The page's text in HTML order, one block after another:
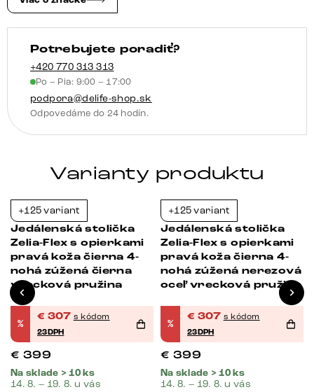
stolička
plochá
nerezová
oceľ
vrecková
pružina
Potrebujete poradiť?
+420 770 313 313
Po – Pia: 9:00 – 17:00
podpora@delife-shop.sk
Odpovedáme do 24 hodín.
Varianty produktu
+125 variant
Jedálenská stolička
Zelia-Flex s opierkami
pravá koža čierna 4-
nohá zúžená čierna
vrecková pružina
%
€ 307 s kódom
23DPH
€ 399
Na sklade > 10 ks
14. 8. – 19. 8. u vás
+125 variant
Jedálenská stolička
Zelia-Flex s opierkami
pravá koža čierna 4-
nohá zúžená nerezová
oceľ vrecková pružina
%
€ 307 s kódom
23DPH
€ 399
Na sklade > 10 ks
14. 8. – 19. 8. u vás